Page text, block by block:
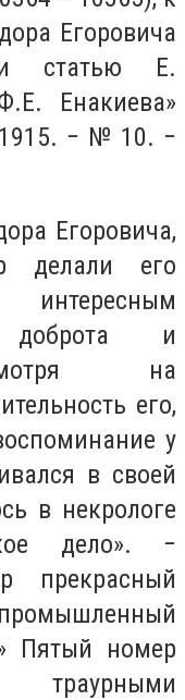
Егоровича
статью Е.
Енакиева»
1915. − № 10. −
Егоровича,
делали его
доброта и
на
его,
у
в своей
в некрологе
дело». −
Пятый номер